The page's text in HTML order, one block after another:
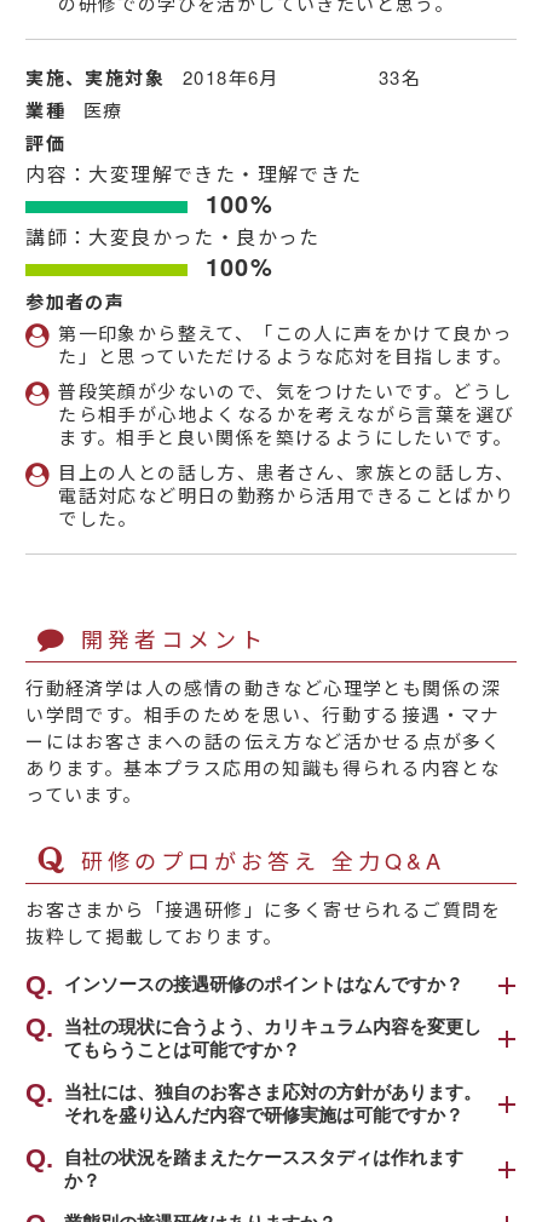
実施、実施対象 2018年6月 33名
業種 医療
評価
内容：大変理解できた・理解できた
100%
講師：大変良かった・良かった
100%
参加者の声
第一印象から整えて、「この人に声をかけて良かっ
た」と思っていただけるような応対を目指します。
普段笑顔が少ないので、気をつけたいです。どうし
たら相手が心地よくなるかを考えながら言葉を選び
ます。相手と良い関係を築けるようにしたいです。
目上の人との話し方、患者さん、家族との話し方、
電話対応など明日の勤務から活用できることばかり
でした。
開発者コメント
行動経済学は人の感情の動きなど心理学とも関係の深
い学問です。相手のためを思い、行動する接遇・マナ
ーにはお客さまへの話の伝え方など活かせる点が多く
あります。基本プラス応用の知識も得られる内容とな
っています。
研修のプロがお答え 全力Q&A
お客さまから「接遇研修」に多く寄せられるご質問を
抜粋して掲載しております。
インソースの接遇研修のポイントはなんですか？
インソースの接遇研修は、「お客さま満足とは
何か」をお客さまの目線から改めて見つめ直す
ところからスタートします。
その上で、接遇（おもてなし）の基本となる
学び、さらに、CSマインドを言葉や行動で体現
するための「接遇の基本姿勢」を習得していた
だきます。
当社の現状に合うよう、カリキュラム内容を変更し
てもらうことは可能ですか？
可能です。
これまでも様々な業種において、応対業務をさ
れている方に向けて研修を実施しております。
研修実施にあたっては、現在の状況を詳しくヒ
当社には、独自のお客さま応対の方針があります。
それを盛り込んだ内容で研修実施は可能ですか？
柔軟に盛り込ませていただきます。
接遇の向上は、従業員一人ひとりの行動からス
タートすることができますが、職場全体で推進
自社の状況を踏まえたケーススタディは作れます
か？